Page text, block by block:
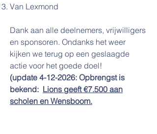
Van Lexmond
Dank aan alle deelnemers, vrijwilligers
en sponsoren. Ondanks het weer
kijken we terug op een geslaagde
actie voor het goede doel!
(update 4-12-2026: Opbrengst is
bekend: Lions geeft €7.500 aan
scholen en Wensboom.